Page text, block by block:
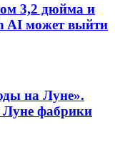
3,2 дюйма и
AI может выйти
на Луне».
Луне фабрики